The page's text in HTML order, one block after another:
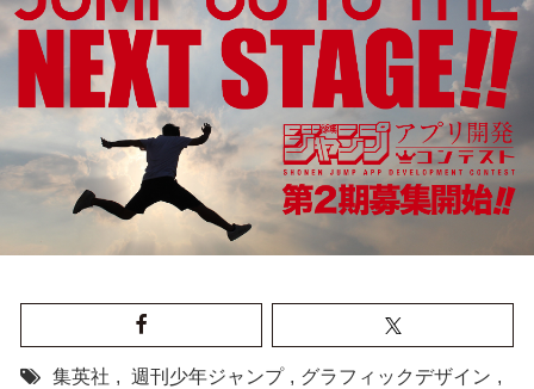
集英社 , 週刊少年ジャンプ , グラフィックデザイン ,